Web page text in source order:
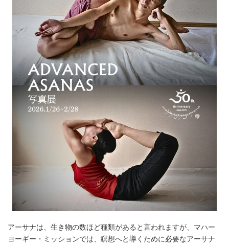
アーサナは、生き物の数ほど種類があると言われますが、マハー
ヨーギー・ミッションでは、瞑想へと導くために必要なアーサナ